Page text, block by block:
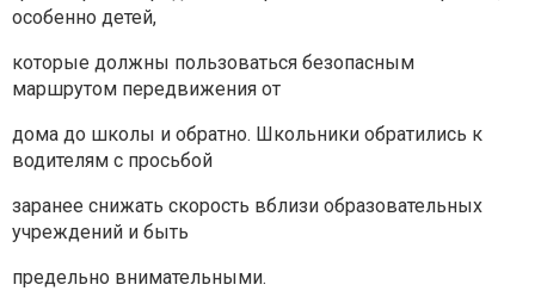
особенно детей,
которые должны пользоваться безопасным
маршрутом передвижения от
дома до школы и обратно. Школьники обратились к
водителям с просьбой
заранее снижать скорость вблизи образовательных
учреждений и быть
предельно внимательными.